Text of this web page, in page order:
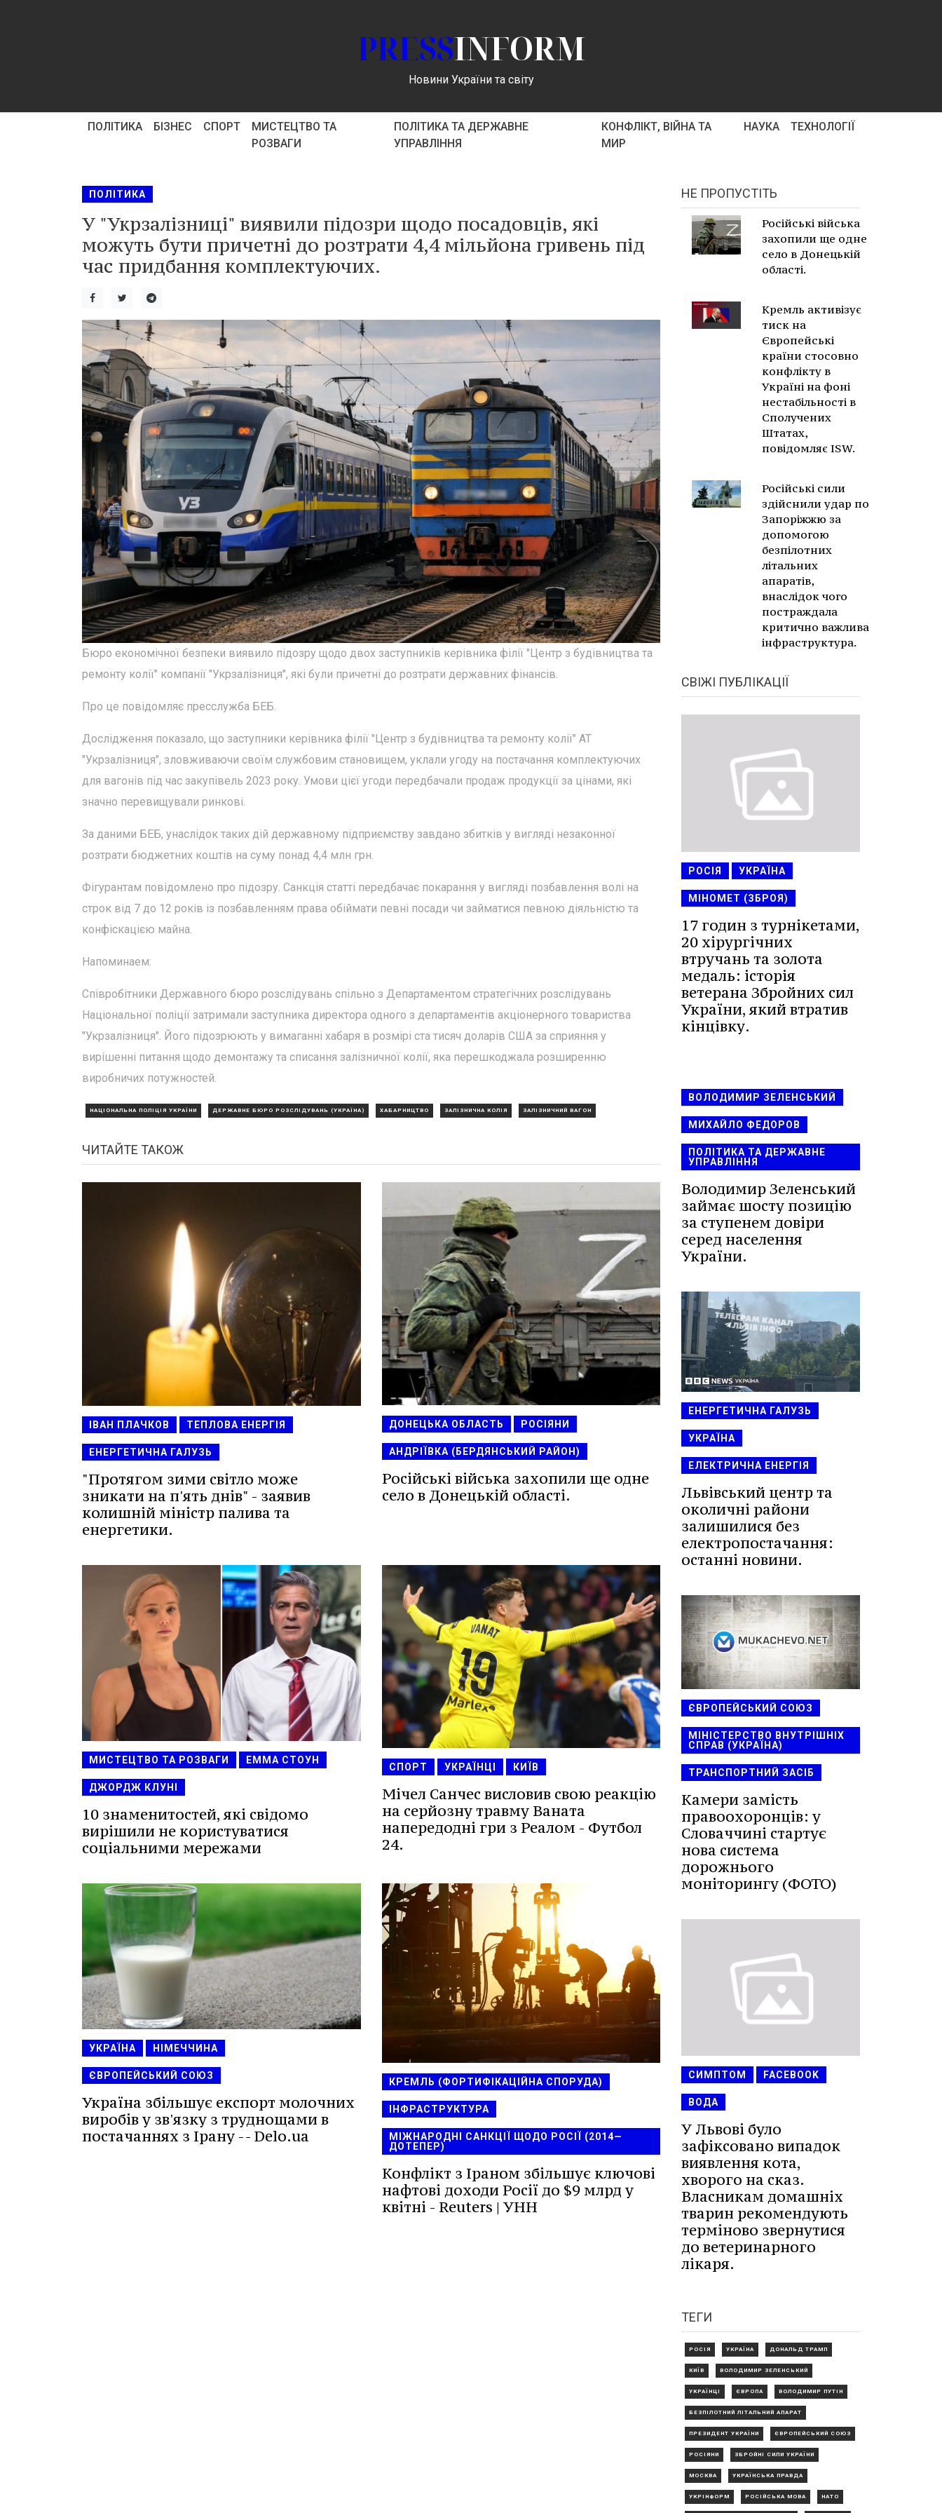
PRESSINFORM
Новини України та світу
ПОЛІТИКА БІЗНЕС СПОРТ
МИСТЕЦТВО ТА
РОЗВАГИ
ПОЛІТИКА ТА ДЕРЖАВНЕ
УПРАВЛІННЯ
КОНФЛІКТ, ВІЙНА ТА
МИР
НАУКА ТЕХНОЛОГІЇ
ПОЛІТИКА
У "Укрзалізниці" виявили підозри щодо посадовців, які
можуть бути причетні до розтрати 4,4 мільйона гривень під
час придбання комплектуючих.
Бюро економічної безпеки виявило підозру щодо двох заступників керівника філії "Центр з будівництва та
ремонту колії" компанії "Укрзалізниця", які були причетні до розтрати державних фінансів.
Про це повідомляє пресслужба БЕБ.
Дослідження показало, що заступники керівника філії "Центр з будівництва та ремонту колії" АТ
"Укрзалізниця", зловживаючи своїм службовим становищем, уклали угоду на постачання комплектуючих
для вагонів під час закупівель 2023 року. Умови цієї угоди передбачали продаж продукції за цінами, які
значно перевищували ринкові.
За даними БЕБ, унаслідок таких дій державному підприємству завдано збитків у вигляді незаконної
розтрати бюджетних коштів на суму понад 4,4 млн грн.
Фігурантам повідомлено про підозру. Санкція статті передбачає покарання у вигляді позбавлення волі на
строк від 7 до 12 років із позбавленням права обіймати певні посади чи займатися певною діяльністю та
конфіскацією майна.
Напоминаем:
Співробітники Державного бюро розслідувань спільно з Департаментом стратегічних розслідувань
Національної поліції затримали заступника директора одного з департаментів акціонерного товариства
"Укрзалізниця". Його підозрюють у вимаганні хабаря в розмірі ста тисяч доларів США за сприяння у
вирішенні питання щодо демонтажу та списання залізничної колії, яка перешкоджала розширенню
виробничих потужностей.
НАЦІОНАЛЬНА ПОЛІЦІЯ УКРАЇНИ ДЕРЖАВНЕ БЮРО РОЗСЛІДУВАНЬ (УКРАЇНА) ХАБАРНИЦТВО ЗАЛІЗНИЧНА КОЛІЯ ЗАЛІЗНИЧНИЙ ВАГОН
ЧИТАЙТЕ ТАКОЖ
ІВАН ПЛАЧКОВ ТЕПЛОВА ЕНЕРГІЯ
ЕНЕРГЕТИЧНА ГАЛУЗЬ
"Протягом зими світло може
зникати на п'ять днів" - заявив
колишній міністр палива та
енергетики.
ДОНЕЦЬКА ОБЛАСТЬ РОСІЯНИ
АНДРІЇВКА (БЕРДЯНСЬКИЙ РАЙОН)
Російські війська захопили ще одне
село в Донецькій області.
МИСТЕЦТВО ТА РОЗВАГИ ЕММА СТОУН
ДЖОРДЖ КЛУНІ
10 знаменитостей, які свідомо
вирішили не користуватися
соціальними мережами
СПОРТ УКРАЇНЦІ КИЇВ
Мічел Санчес висловив свою реакцію
на серйозну травму Ваната
напередодні гри з Реалом - Футбол
24.
УКРАЇНА НІМЕЧЧИНА
ЄВРОПЕЙСЬКИЙ СОЮЗ
Україна збільшує експорт молочних
виробів у зв'язку з труднощами в
постачаннях з Ірану -- Delo.ua
КРЕМЛЬ (ФОРТИФІКАЦІЙНА СПОРУДА)
ІНФРАСТРУКТУРА
МІЖНАРОДНІ САНКЦІЇ ЩОДО РОСІЇ (2014—
ДОТЕПЕР)
Конфлікт з Іраном збільшує ключові
нафтові доходи Росії до $9 млрд у
квітні - Reuters | УНН
НЕ ПРОПУСТІТЬ
Російські війська
захопили ще одне
село в Донецькій
області.
Кремль активізує
тиск на
Європейські
країни стосовно
конфлікту в
Україні на фоні
нестабільності в
Сполучених
Штатах,
повідомляє ISW.
Російські сили
здійснили удар по
Запоріжжю за
допомогою
безпілотних
літальних
апаратів,
внаслідок чого
постраждала
критично важлива
інфраструктура.
СВІЖІ ПУБЛІКАЦІЇ
РОСІЯ УКРАЇНА
МІНОМЕТ (ЗБРОЯ)
17 годин з турнікетами,
20 хірургічних
втручань та золота
медаль: історія
ветерана Збройних сил
України, який втратив
кінцівку.
ВОЛОДИМИР ЗЕЛЕНСЬКИЙ
МИХАЙЛО ФЕДОРОВ
ПОЛІТИКА ТА ДЕРЖАВНЕ
УПРАВЛІННЯ
Володимир Зеленський
займає шосту позицію
за ступенем довіри
серед населення
України.
ЕНЕРГЕТИЧНА ГАЛУЗЬ
УКРАЇНА
ЕЛЕКТРИЧНА ЕНЕРГІЯ
Львівський центр та
околичні райони
залишилися без
електропостачання:
останні новини.
ЄВРОПЕЙСЬКИЙ СОЮЗ
МІНІСТЕРСТВО ВНУТРІШНІХ
СПРАВ (УКРАЇНА)
ТРАНСПОРТНИЙ ЗАСІБ
Камери замість
правоохоронців: у
Словаччині стартує
нова система
дорожнього
моніторингу (ФОТО)
СИМПТОМ FACEBOOK
ВОДА
У Львові було
зафіксовано випадок
виявлення кота,
хворого на сказ.
Власникам домашніх
тварин рекомендують
терміново звернутися
до ветеринарного
лікаря.
ТЕГИ
РОСІЯ УКРАЇНА ДОНАЛЬД ТРАМП
КИЇВ ВОЛОДИМИР ЗЕЛЕНСЬКИЙ
УКРАЇНЦІ ЄВРОПА ВОЛОДИМИР ПУТІН
БЕЗПІЛОТНИЙ ЛІТАЛЬНИЙ АПАРАТ
ПРЕЗИДЕНТ УКРАЇНИ ЄВРОПЕЙСЬКИЙ СОЮЗ
РОСІЯНИ ЗБРОЙНІ СИЛИ УКРАЇНИ
МОСКВА УКРАЇНСЬКА ПРАВДА
УКРІНФОРМ РОСІЙСЬКА МОВА НАТО